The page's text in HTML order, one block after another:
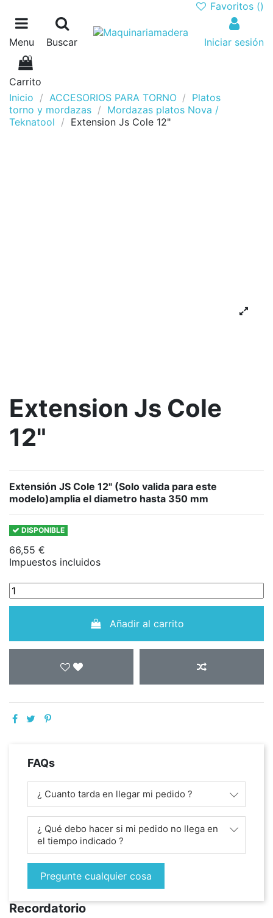
Favoritos ()
Menu Buscar Iniciar sesión
0
Carrito
Inicio
ACCESORIOS PARA TORNO
Platos
torno y mordazas
Mordazas platos Nova /
Teknatool
Extension Js Cole 12"
Extension Js Cole
12"
Extensión JS Cole 12" (Solo valida para este
modelo)amplia el diametro hasta 350 mm
DISPONIBLE
66,55 €
Impuestos incluidos
Añadir al carrito
FAQs
¿ Cuanto tarda en llegar mi pedido ?
¿ Qué debo hacer si mi pedido no llega en
el tiempo indicado ?
Pregunte cualquier cosa
Recordatorio